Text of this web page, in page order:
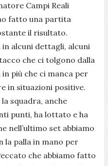
Campi Reali
fatto una partita
il risultato.
alcuni dettagli, alcuni
che ci tolgono dalla
più che ci manca per
in situazioni positive.
squadra, anche
punti, ha lottato e ha
nell’ultimo set abbiamo
la palla in mano per
che abbiamo fatto